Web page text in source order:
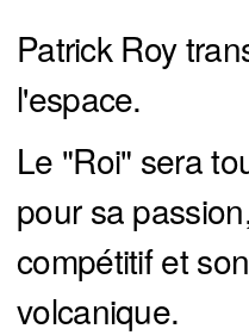
Patrick Roy
l'espace.
Le "Roi" sera
pour sa
compétitif et
volcanique.